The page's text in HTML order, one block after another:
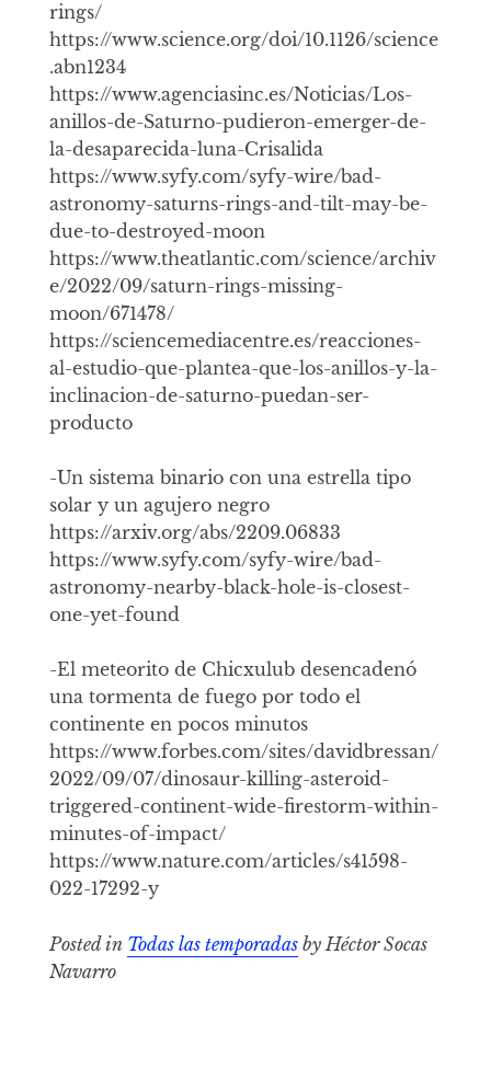
rings/
https://www.science.org/doi/10.1126/science
.abn1234
https://www.agenciasinc.es/Noticias/Los-
anillos-de-Saturno-pudieron-emerger-de-
la-desaparecida-luna-Crisalida
https://www.syfy.com/syfy-wire/bad-
astronomy-saturns-rings-and-tilt-may-be-
due-to-destroyed-moon
https://www.theatlantic.com/science/archiv
e/2022/09/saturn-rings-missing-
moon/671478/
https://sciencemediacentre.es/reacciones-
al-estudio-que-plantea-que-los-anillos-y-la-
inclinacion-de-saturno-puedan-ser-
producto
-Un sistema binario con una estrella tipo
solar y un agujero negro
https://arxiv.org/abs/2209.06833
https://www.syfy.com/syfy-wire/bad-
astronomy-nearby-black-hole-is-closest-
one-yet-found
-El meteorito de Chicxulub desencadenó
una tormenta de fuego por todo el
continente en pocos minutos
https://www.forbes.com/sites/davidbressan/
2022/09/07/dinosaur-killing-asteroid-
triggered-continent-wide-firestorm-within-
minutes-of-impact/
https://www.nature.com/articles/s41598-
022-17292-y
Posted in Todas las temporadasby Héctor Socas
Navarro